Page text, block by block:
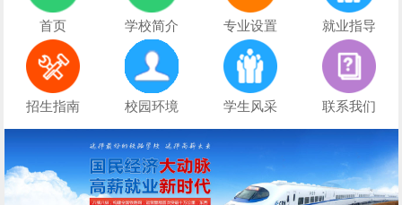
首页 学校简介 专业设置 就业指导
招生指南 校园环境 学生风采 联系我们